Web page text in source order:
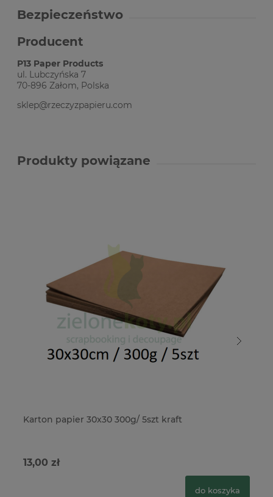
Bezpieczeństwo
Producent
P13 Paper Products
ul. Lubczyńska 7
70-896 Załom, Polska
sklep@rzeczyzpapieru.com
Produkty powiązane
Karton papier 30x30 300g/ 5szt kraft
13,00 zł
do koszyka